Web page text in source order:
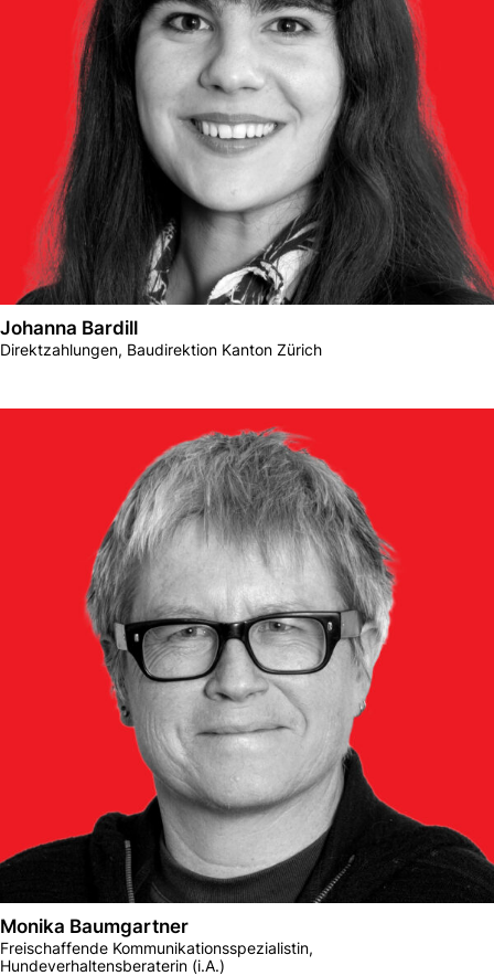
Johanna Bardill
Direktzahlungen, Baudirektion Kanton Zürich
Monika Baumgartner
Freischaffende Kommunikationsspezialistin,
Hundeverhaltensberaterin (i.A.)